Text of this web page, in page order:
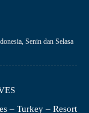
Senin dan Selasa
– Turkey – Resort